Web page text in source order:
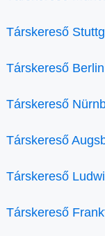
Társkereső
Társkereső Berlin
Társkereső
Társkereső
Társkereső
Társkereső